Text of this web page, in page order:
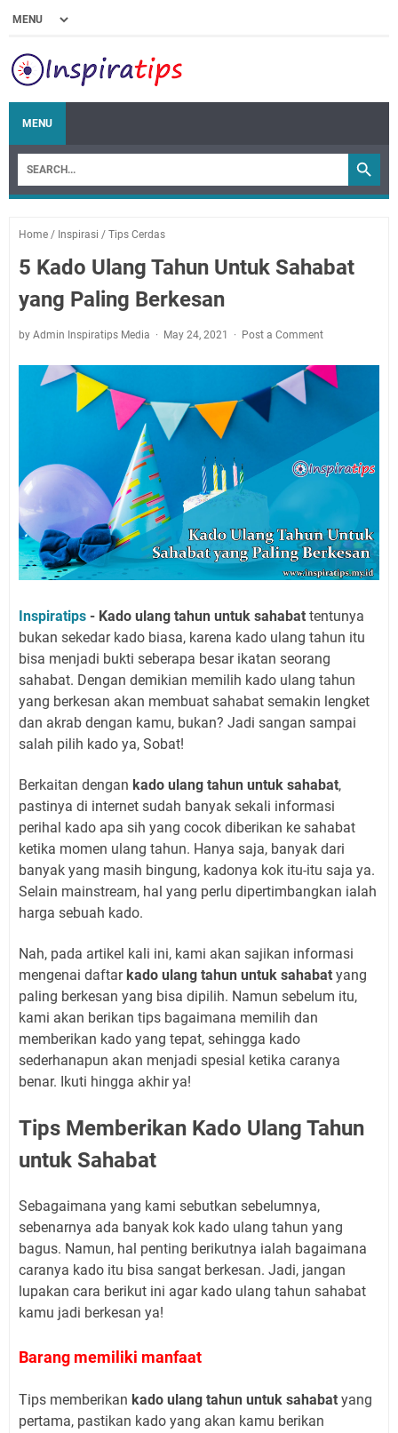
MENU
Home / Inspirasi / Tips Cerdas
5 Kado Ulang Tahun Untuk Sahabat
yang Paling Berkesan
by Admin Inspiratips Media May 24, 2021 Post a Comment
Inspiratips - Kado ulang tahun untuk sahabat tentunya
bukan sekedar kado biasa, karena kado ulang tahun itu
bisa menjadi bukti seberapa besar ikatan seorang
sahabat. Dengan demikian memilih kado ulang tahun
yang berkesan akan membuat sahabat semakin lengket
dan akrab dengan kamu, bukan? Jadi sangan sampai
salah pilih kado ya, Sobat!
Berkaitan dengan kado ulang tahun untuk sahabat,
pastinya di internet sudah banyak sekali informasi
perihal kado apa sih yang cocok diberikan ke sahabat
ketika momen ulang tahun. Hanya saja, banyak dari
banyak yang masih bingung, kadonya kok itu-itu saja ya.
Selain mainstream, hal yang perlu dipertimbangkan ialah
harga sebuah kado.
Nah, pada artikel kali ini, kami akan sajikan informasi
mengenai daftarkado ulang tahun untuk sahabat yang
paling berkesan yang bisa dipilih. Namun sebelum itu,
kami akan berikan tips bagaimana memilih dan
memberikan kado yang tepat, sehingga kado
sederhanapun akan menjadi spesial ketika caranya
benar. Ikuti hingga akhir ya!
Tips Memberikan Kado Ulang Tahun
untuk Sahabat
Sebagaimana yang kami sebutkan sebelumnya,
sebenarnya ada banyak kok kado ulang tahun yang
bagus. Namun, hal penting berikutnya ialah bagaimana
caranya kado itu bisa sangat berkesan. Jadi, jangan
lupakan cara berikut ini agar kado ulang tahun sahabat
kamu jadi berkesan ya!
Barang memiliki manfaat
Tips memberikan kado ulang tahun untuk sahabat yang
pertama, pastikan kado yang akan kamu berikan